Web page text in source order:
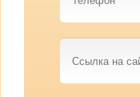
Ссылка
на
сайт